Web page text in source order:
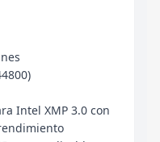
Intel XMP 3.0 con